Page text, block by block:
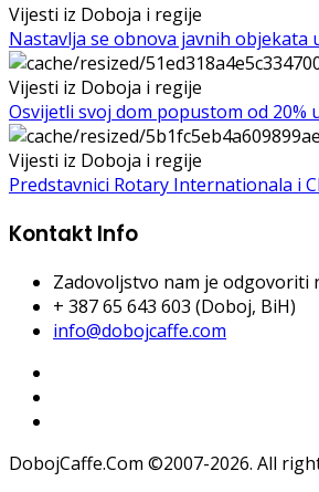
Vijesti iz Doboja i regije
Nastavlja se obnova javnih objekata
Vijesti iz Doboja i regije
Osvijetli svoj dom popustom od 20%
Vijesti iz Doboja i regije
Predstavnici Rotary Internationala i
Kontakt Info
Zadovoljstvo nam je odgovoriti
+ 387 65 643 603 (Doboj, BiH)
info@dobojcaffe.com
DobojCaffe.Com ©2007-2026. All